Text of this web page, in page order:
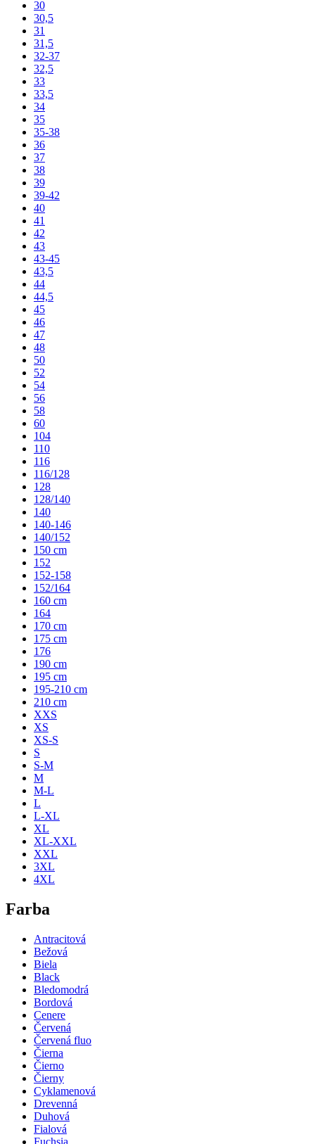
30
30,5
31
31,5
32-37
32,5
33
33,5
34
35
35-38
36
37
38
39
39-42
40
41
42
43
43-45
43,5
44
44,5
45
46
47
48
50
52
54
56
58
60
104
110
116
116/128
128
128/140
140
140-146
140/152
150 cm
152
152-158
152/164
160 cm
164
170 cm
175 cm
176
190 cm
195 cm
195-210 cm
210 cm
XXS
XS
XS-S
S
S-M
M
M-L
L
L-XL
XL
XL-XXL
XXL
3XL
4XL
Farba
Antracitová
Bežová
Biela
Black
Bledomodrá
Bordová
Cenere
Červená
Červená fluo
Čierna
Čierno
Čierny
Cyklamenová
Drevenná
Duhová
Fialová
Fuchsia